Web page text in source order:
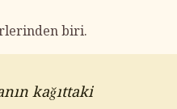
biri.
kağıttaki